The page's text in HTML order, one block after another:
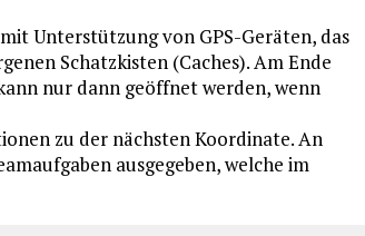
Unterstützung von GPS-Geräten, das
Schatzkisten (Caches). Am Ende
nur dann geöffnet werden, wenn
zu der nächsten Koordinate. An
ausgegeben, welche im